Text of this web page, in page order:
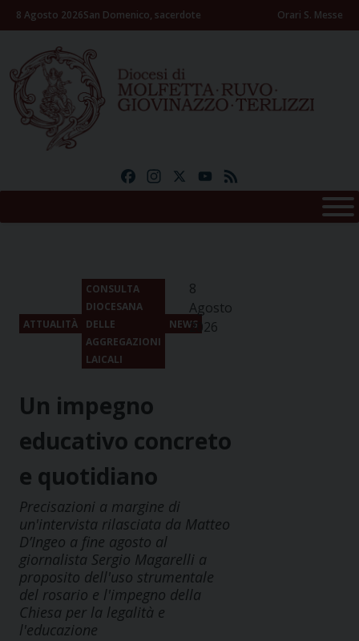
Skip8 Agosto 2026San Domenico, sacerdote Orari S. Messe
FacebookInstagramYouTube
ATTUALITÀ
CONSULTA
DIOCESANA
DELLE
AGGREGAZIONI
LAICALI
NEWS
8
Agosto
2026
Un impegno
educativo concreto
e quotidiano
Precisazioni a margine di
un'intervista rilasciata da Matteo
D’Ingeo a fine agosto al
giornalista Sergio Magarelli a
proposito dell'uso strumentale
del rosario e l'impegno della
Chiesa per la legalità e
l'educazione